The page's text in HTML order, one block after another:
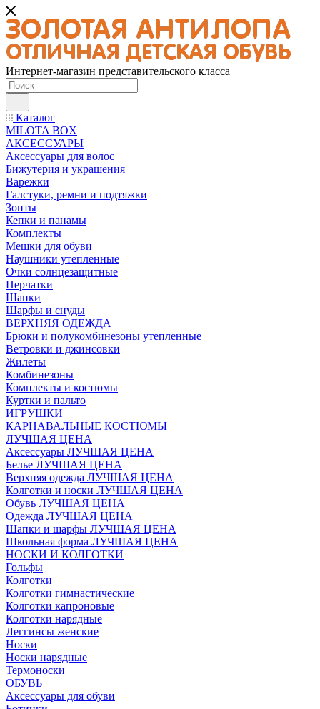
Интернет-магазин представительского класса
Каталог
MILOTA BOX
АКСЕССУАРЫ
Аксессуары для волос
Бижутерия и украшения
Варежки
Галстуки, ремни и подтяжки
Зонты
Кепки и панамы
Комплекты
Мешки для обуви
Наушники утепленные
Очки солнцезащитные
Перчатки
Шапки
Шарфы и снуды
ВЕРХНЯЯ ОДЕЖДА
Брюки и полукомбинезоны утепленные
Ветровки и джинсовки
Жилеты
Комбинезоны
Комплекты и костюмы
Куртки и пальто
ИГРУШКИ
КАРНАВАЛЬНЫЕ КОСТЮМЫ
ЛУЧШАЯ ЦЕНА
Аксессуары ЛУЧШАЯ ЦЕНА
Белье ЛУЧШАЯ ЦЕНА
Верхняя одежда ЛУЧШАЯ ЦЕНА
Колготки и носки ЛУЧШАЯ ЦЕНА
Обувь ЛУЧШАЯ ЦЕНА
Одежда ЛУЧШАЯ ЦЕНА
Шапки и шарфы ЛУЧШАЯ ЦЕНА
Школьная форма ЛУЧШАЯ ЦЕНА
НОСКИ И КОЛГОТКИ
Гольфы
Колготки
Колготки гимнастические
Колготки капроновые
Колготки нарядные
Леггинсы женские
Носки
Носки нарядные
Термоноски
ОБУВЬ
Аксессуары для обуви